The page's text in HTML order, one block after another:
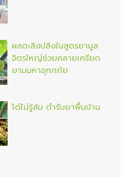
ผลตะลิงปลิงในสูตรยามูล
จิตรใหญ่ช่วยคลายเครียด
ยามมหาอุทกภัย
โด่ไม่รู้ล้ม ตำรับยาพื้นบ้าน